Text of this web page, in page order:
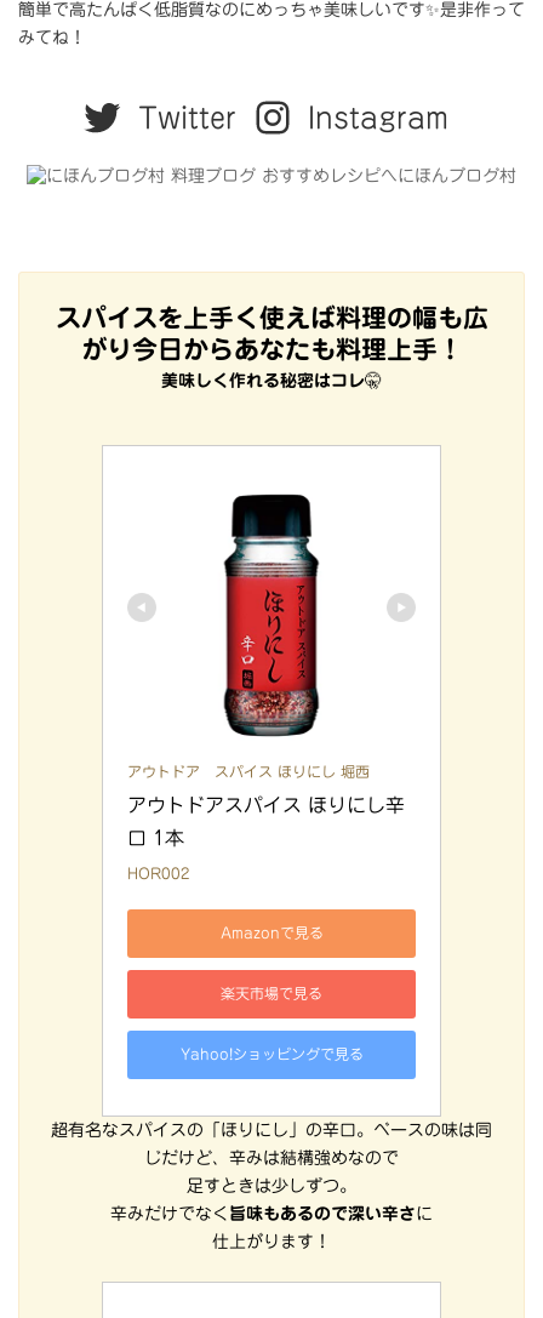
簡単で高たんぱく低脂質なのにめっちゃ美味しいです✨是非作って
みてね！
Twitter Instagram
にほんブログ村
スパイスを上手く使えば料理の幅も広
がり今日からあなたも料理上手！
美味しく作れる秘密はコレ🤫
アウトドア スパイス ほりにし 堀西
アウトドアスパイス ほりにし辛
口 1本
HOR002
Amazonで見る
楽天市場で見る
Yahoo!ショッピングで見る
超有名なスパイスの「ほりにし」の辛口。ベースの味は同
じだけど、辛みは結構強めなので
足すときは少しずつ。
辛みだけでなく 旨味もあるので深い辛さに
仕上がります！